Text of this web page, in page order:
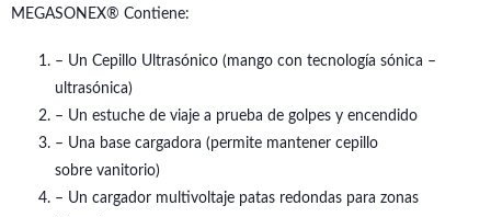
MEGASONEX® Contiene:
– Un Cepillo Ultrasónico (mango con tecnología sónica –
ultrasónica)
– Un estuche de viaje a prueba de golpes y encendido
– Una base cargadora (permite mantener cepillo
sobre vanitorio)
– Un cargador multivoltaje patas redondas para zonas